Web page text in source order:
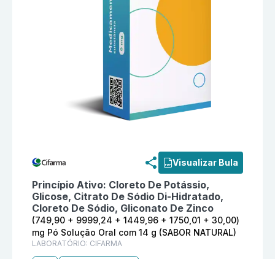
Visualizar Bula
Princípio Ativo: Cloreto De Potássio,
Glicose, Citrato De Sódio Di-Hidratado,
Cloreto De Sódio, Gliconato De Zinco
(749,90 + 9999,24 + 1449,96 + 1750,01 + 30,00)
mg Pó Solução Oral com 14 g (SABOR NATURAL)
LABORATÓRIO: CIFARMA